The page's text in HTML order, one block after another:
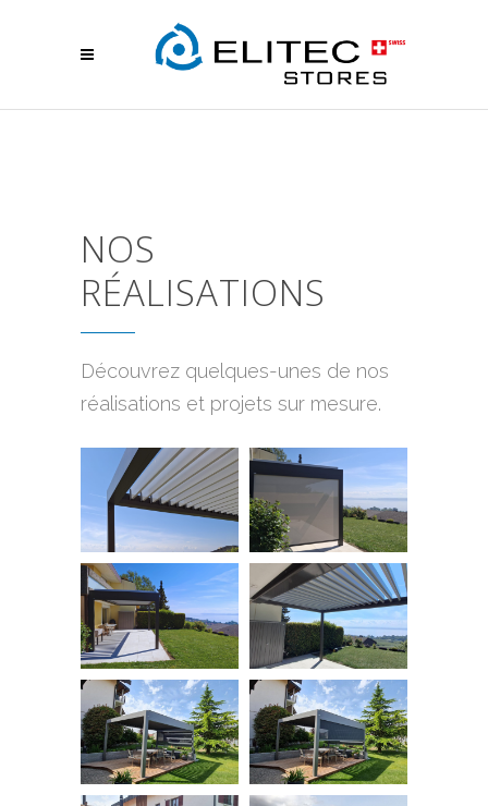
NOS
RÉALISATIONS
Découvrez quelques-unes de nos
réalisations et projets sur mesure.